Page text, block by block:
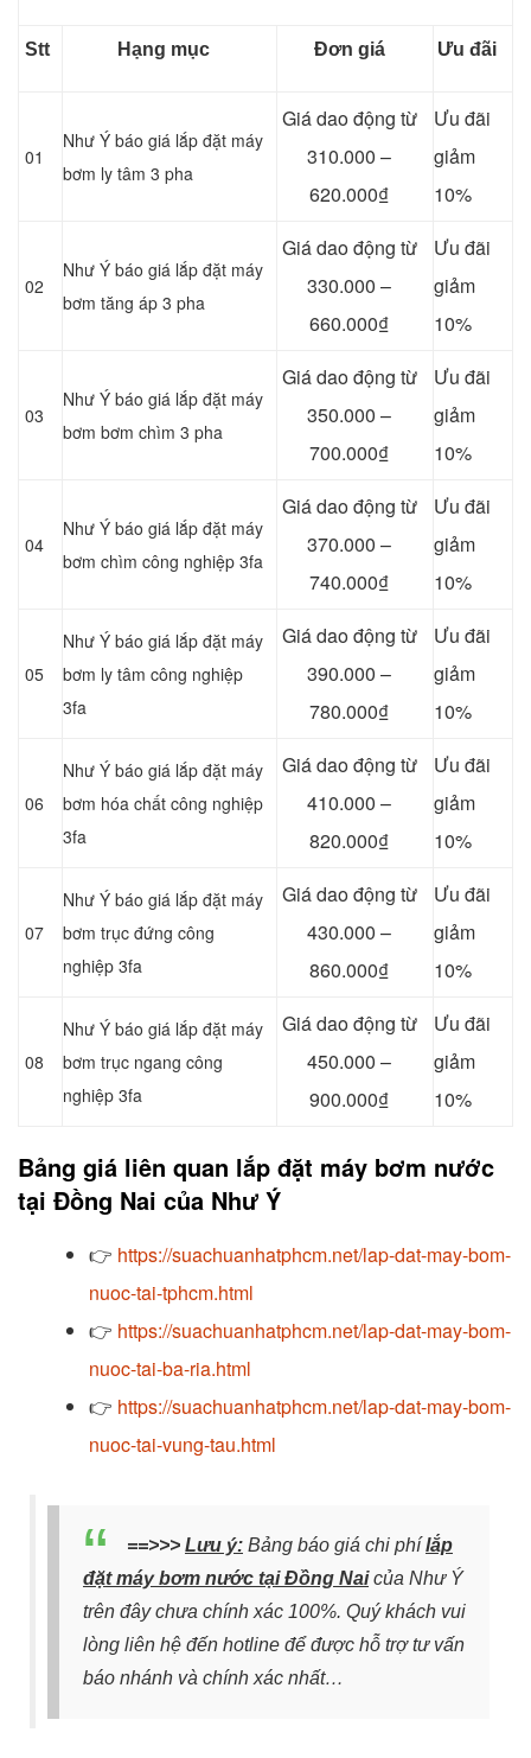
Stt Hạng mục Đơn giá Ưu đãi
01
Như Ý báo giá lắp đặt máy
bơm ly tâm 3 pha
Giá dao động từ
310.000 –
620.000₫
Ưu đãi
giảm
10%
02
Như Ý báo giá lắp đặt máy
bơm tăng áp 3 pha
Giá dao động từ
330.000 –
660.000₫
Ưu đãi
giảm
10%
03
Như Ý báo giá lắp đặt máy
bơm bơm chìm 3 pha
Giá dao động từ
350.000 –
700.000₫
Ưu đãi
giảm
10%
04
Như Ý báo giá lắp đặt máy
bơm chìm công nghiệp 3fa
Giá dao động từ
370.000 –
740.000₫
Ưu đãi
giảm
10%
05
Như Ý báo giá lắp đặt máy
bơm ly tâm công nghiệp
3fa
Giá dao động từ
390.000 –
780.000₫
Ưu đãi
giảm
10%
06
Như Ý báo giá lắp đặt máy
bơm hóa chất công nghiệp
3fa
Giá dao động từ
410.000 –
820.000₫
Ưu đãi
giảm
10%
07
Như Ý báo giá lắp đặt máy
bơm trục đứng công
nghiệp 3fa
Giá dao động từ
430.000 –
860.000₫
Ưu đãi
giảm
10%
08
Như Ý báo giá lắp đặt máy
bơm trục ngang công
nghiệp 3fa
Giá dao động từ
450.000 –
900.000₫
Ưu đãi
giảm
10%
Bảng giá liên quan lắp đặt máy bơm nước
tại Đồng Nai của Như Ý
👉 https://suachuanhatphcm.net/lap-dat-may-bom-
nuoc-tai-tphcm.html
👉 https://suachuanhatphcm.net/lap-dat-may-bom-
nuoc-tai-ba-ria.html
👉 https://suachuanhatphcm.net/lap-dat-may-bom-
nuoc-tai-vung-tau.html
==>>> Lưu ý: Bảng báo giá chi phílắp
đặt máy bơm nước tại Đồng Naicủa Như Ý
trên đây chưa chính xác 100%. Quý khách vui
lòng liên hệ đến hotline để được hỗ trợ tư vấn
báo nhánh và chính xác nhất…